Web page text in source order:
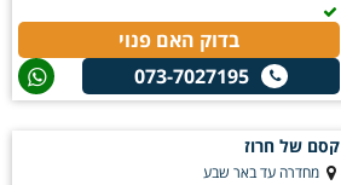
בדוק האם פנוי
073-7027195
קסם של חרוז
מחדרה עד באר שבע